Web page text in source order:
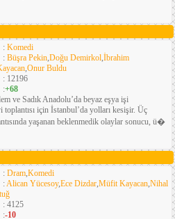
: Komedi
: Büşra Pekin,Doğu Demirkol,İbrahim
,Onur Buldu
: 12196
:+68
ve Sadık Anadolu’da beyaz eşya işi
toplantısı için İstanbul’da yolları kesişir. Üç
yaşanan beklenmedik olaylar sonucu, ü�
: Dram,Komedi
:Alican Yücesoy,Ece Dizdar,Müfit Kayacan,Nihal
: 4125
:-10